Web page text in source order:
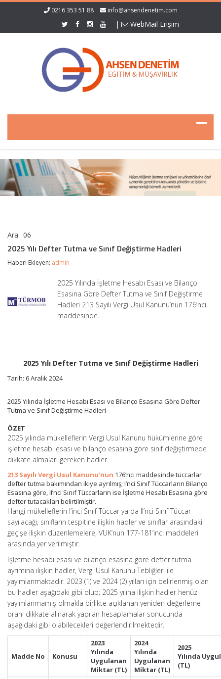
0216 353 51 88 info@ahsendenetim.com
| WebMail Erişim
Ara 06
Defter
Tutma
Değiştirme
Hadleri
için
2025 Yılı Defter Tutma ve Sınıf Değiştirme Hadleri
Haberi Ekleyen: admin
2025 Yılında İşletme Hesabı Esası ve Bilanço
Esasına Göre Defter Tutma ve Sınıf Değiştirme
Hadleri 213 Sayılı Vergi Usul Kanunu’nun 176’ncı
maddesinde…
2025 Yılı Defter Tutma ve Sınıf Değiştirme Hadleri
Tarih: 6 Aralık 2024
2025 Yılında İşletme Hesabı Esası ve Bilanço Esasına Göre Defter
Tutma ve Sınıf Değiştirme Hadleri
ÖZET
2025 yılında mükelleflerin Vergi Usul Kanunu hükümlerine göre
işletme hesabı esası ve bilanço esasına göre sınıf değiştirmede
dikkate almaları gereken hadler.
213 Sayılı Vergi Usul Kanunu’nun 176’ncı maddesinde tüccarlar
defter tutma bakımından ikiye ayrılmış; I’nci Sınıf Tüccarların Bilanço
Esasına göre, II’nci Sınıf Tüccarların ise İşletme Hesabı Esasına göre
defter tutacakları belirtilmiştir.
Hangi mükelleflerin I’inci Sınıf Tüccar ya da II’nci Sınıf Tüccar
sayılacağı, sınıfların tespitine ilişkin hadler ve sınıflar arasındaki
geçişe ilişkin düzenlemelere, VUK’nun 177-181’inci maddeleri
arasında yer verilmiştir.
İşletme hesabı esası ve bilanço esasına göre defter tutma
ayrımına ilişkin hadler, Vergi Usul Kanunu Tebliğleri ile
yayımlanmaktadır. 2023 (1) ve 2024 (2) yılları için belirlenmiş olan
bu hadler aşağıdaki gibi olup; 2025 yılına ilişkin hadler henüz
yayımlanmamış olmakla birlikte açıklanan yeniden değerleme
oranı dikkate alınarak yapılan hesaplamalar sonucunda
aşağıdaki gibi olabilecekleri değerlendirilmektedir.
Madde No Konusu
2023
Yılında
Uygulanan
Miktar (TL)
2024
Yılında
Uygulanan
Miktar (TL)
2025
Yılında
(TL)